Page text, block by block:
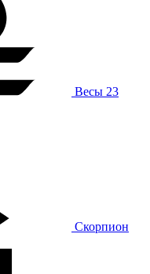
Весы 23
Скорпион